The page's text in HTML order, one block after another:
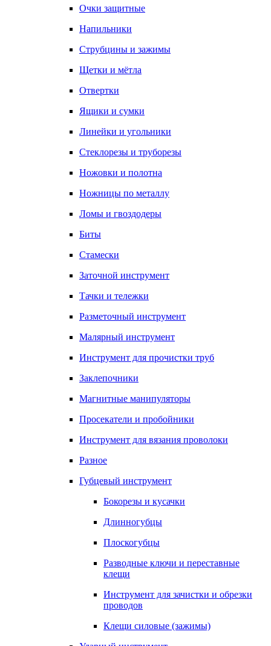
Очки защитные
Напильники
Струбцины и зажимы
Щетки и мётла
Отвертки
Ящики и сумки
Линейки и угольники
Стеклорезы и труборезы
Ножовки и полотна
Ножницы по металлу
Ломы и гвоздодеры
Биты
Стамески
Заточной инструмент
Тачки и тележки
Разметочный инструмент
Малярный инструмент
Инструмент для прочистки труб
Заклепочники
Магнитные манипуляторы
Просекатели и пробойники
Инструмент для вязания проволоки
Разное
Губцевый инструмент
Бокорезы и кусачки
Длинногубцы
Плоскогубцы
Разводные ключи и переставные
клещи
Инструмент для зачистки и обрезки
проводов
Клещи силовые (зажимы)